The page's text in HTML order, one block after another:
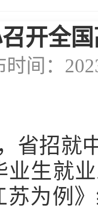
开全
时间：
省招就
业生就
为例》